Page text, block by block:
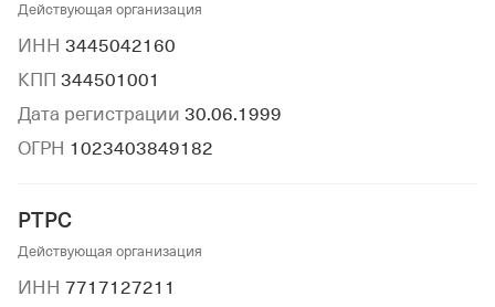
Действующая организация
ИНН 3445042160
КПП 344501001
Дата регистрации 30.06.1999
ОГРН 1023403849182
РТРС
Действующая организация
ИНН 7717127211